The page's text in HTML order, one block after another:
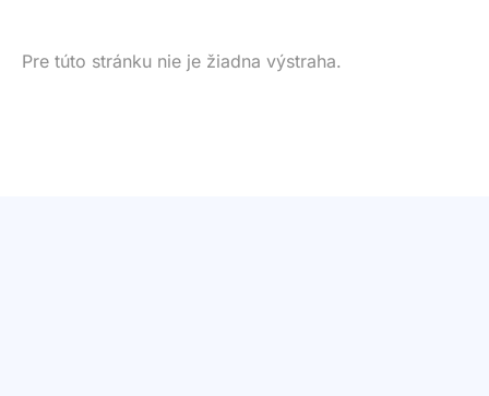
Pre túto stránku nie je žiadna výstraha.